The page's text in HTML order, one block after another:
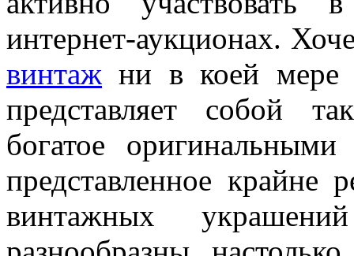
интернет-аукционах.
винтаж ни в коей мере
представляет собой
богатое
представленное крайне
винтажных